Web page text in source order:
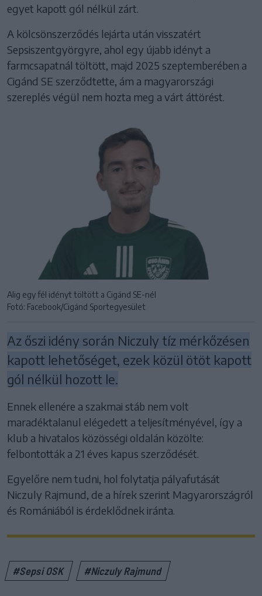
egyet kapott gól nélkül zárt.
A kölcsönszerződés lejárta után visszatért
Sepsiszentgyörgyre, ahol egy újabb idényt a
farmcsapatnál töltött, majd 2025 szeptemberében a
Cigánd SE szerződtette, ám a magyarországi
szereplés végül nem hozta meg a várt áttörést.
Alig egy fél idényt töltött a Cigánd SE-nél
Fotó: Facebook/Cigánd Sportegyesület
Az őszi idény során Niczuly tíz mérkőzésen
kapott lehetőséget, ezek közül ötöt kapott
gól nélkül hozott le.
Ennek ellenére a szakmai stáb nem volt
maradéktalanul elégedett a teljesítményével, így a
klub a hivatalos közösségi oldalán közölte:
felbontották a 21 éves kapus szerződését.
Egyelőre nem tudni, hol folytatja pályafutását
Niczuly Rajmund, de a hírek szerint Magyarországról
és Romániából is érdeklődnek iránta.
#Sepsi OSK #Niczuly Rajmund